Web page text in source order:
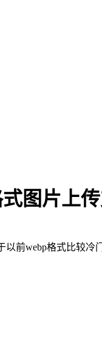
图片上
webp格式比较冷